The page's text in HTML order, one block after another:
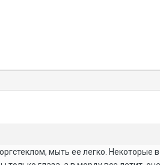
мыть ее легко. Некоторые